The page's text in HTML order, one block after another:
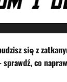
się z
sprawdź, co